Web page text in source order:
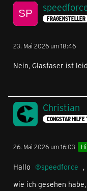
FRAGENSTELLER
23. Mai 2026 um 18:46
Nein, Glasfaser ist
Christian
CONGSTAR HILFE
26. Mai 2026 um 16:03
Hallo speedforce ,
wie ich gesehen